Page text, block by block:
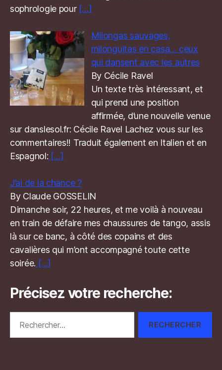
sophrologie pour […]
Milongas sauvages,
milonguitas en casa… ceux
qui dansent avec les autres
By Cécile Ravel
Un texte très intéressant, et
qui prend une position
affirmée, d’une nouvelle venue
sur danslesol.fr: Cécile Ravel Lachez vous sur les
commentaires!! Traduit également en Italien et en
Espagnol: […]
J’ai de la chance ?
By Claude GOSSELIN
Dimanche soir, 22 heures, et me voilà à nouveau
en train de défaire mes chaussures de tango, assis
là sur ce banc, à côté des copains et des
cavalières qui m’ont accompagné toute cette
soirée. […]
Précisez votre recherche: